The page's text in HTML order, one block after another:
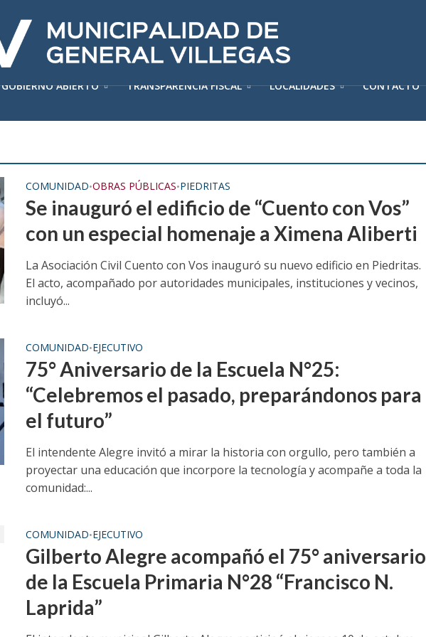
GOBIERNO ABIERTO TRANSPARENCIA FISCAL LOCALIDADES CONTACTO
COMUNIDAD•OBRAS PÚBLICAS•PIEDRITAS
Se inauguró el edificio de “Cuento con Vos”
con un especial homenaje a Ximena Aliberti
La Asociación Civil Cuento con Vos inauguró su nuevo edificio en Piedritas.
El acto, acompañado por autoridades municipales, instituciones y vecinos,
incluyó...
COMUNIDAD•EJECUTIVO
75° Aniversario de la Escuela N°25:
“Celebremos el pasado, preparándonos para
el futuro”
El intendente Alegre invitó a mirar la historia con orgullo, pero también a
proyectar una educación que incorpore la tecnología y acompañe a toda la
comunidad:...
COMUNIDAD•EJECUTIVO
Gilberto Alegre acompañó el 75° aniversario
de la Escuela Primaria N°28 “Francisco N.
Laprida”